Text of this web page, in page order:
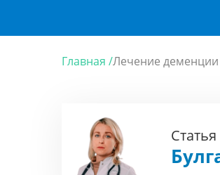
Главная /Лечение деменции